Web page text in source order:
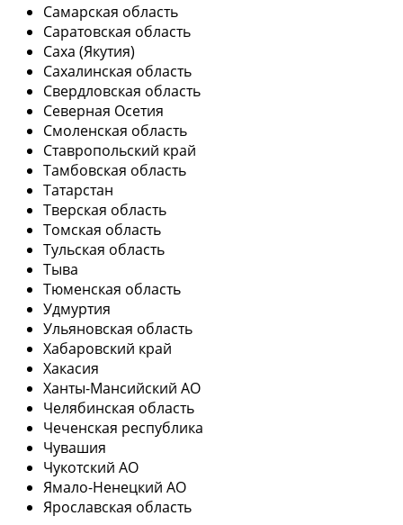
Самарская область
Саратовская область
Саха (Якутия)
Сахалинская область
Свердловская область
Северная Осетия
Смоленская область
Ставропольский край
Тамбовская область
Татарстан
Тверская область
Томская область
Тульская область
Тыва
Тюменская область
Удмуртия
Ульяновская область
Хабаровский край
Хакасия
Ханты-Мансийский АО
Челябинская область
Чеченская республика
Чувашия
Чукотский АО
Ямало-Ненецкий АО
Ярославская область